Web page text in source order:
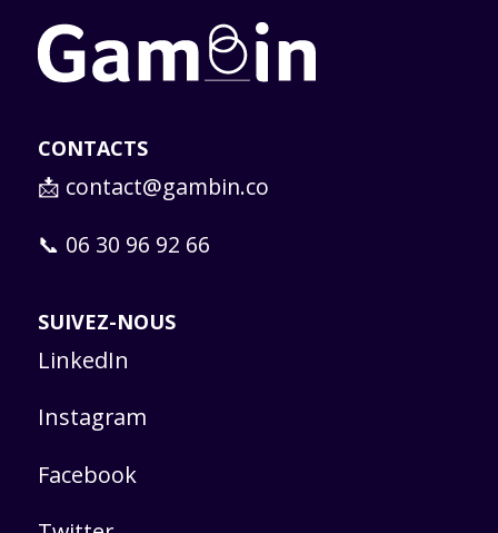
CONTACTS
📩 contact@gambin.co
📞 06 30 96 92 66
SUIVEZ-NOUS
LinkedIn
Instagram
Facebook